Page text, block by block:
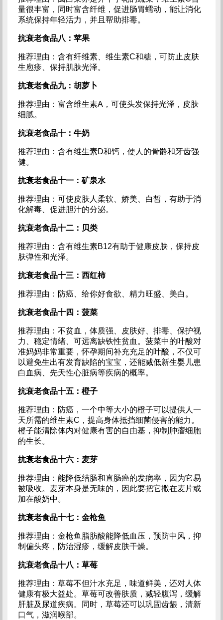
量很丰富，同时富含纤维，促进肠胃蠕动，能让消化
系统保持年轻活力，并且帮助排毒。
抗衰老食品八：苹果
推荐理由：含有纤维素、维生素C和糖，可防止皮肤
生庖疹、保持肌肤光泽。
抗衰老食品九：胡萝卜
推荐理由：富含维生素A，可使头发保持光泽，皮肤
细腻。
抗衰老食品十：牛奶
推荐理由：含有维生素D和钙，使人的骨骼和牙齿强
健。
抗衰老食品十一：矿泉水
推荐理由：可使皮肤人柔软、娇美、白皙，有助于消
化解毒、促进胆汁的分泌。
抗衰老食品十二：贝类
推荐理由：含有维生素B12有助于健康皮肤，保持皮
肤弹性和光泽。
抗衰老食品十三：西红柿
推荐理由：防癌、给你好食欲、精力旺盛、美白。
抗衰老食品十四：菠菜
推荐理由：不贫血，体质强、皮肤好、排毒、保护视
力、稳定情绪、可远离缺铁性贫血。菠菜中的叶酸对
准妈妈非常重要，怀孕期间补充充足的叶酸，不仅可
以避免生出有发育缺陷的宝宝，还能减低新生婴儿患
白血病、先天性心脏病等疾病的概率。
抗衰老食品十五：橙子
推荐理由：防癌，一个中等大小的橙子可以提供人一
天所需的维生素C，提高身体抵挡细菌侵害的能力。
橙子能清除体内对健康有害的自由基，抑制肿瘤细胞
的生长。
抗衰老食品十六：麦芽
推荐理由：能降低结肠和直肠癌的发病率，因为它易
被吸收。麦芽本身是无味的，因此要把它撒在麦片或
加在酸奶中。
抗衰老食品十七：金枪鱼
推荐理由：金枪鱼脂肪酸能降低血压，预防中风，抑
制偏头疼，防治湿疹，缓解皮肤干燥。
抗衰老食品十八：草莓
推荐理由：草莓不但汁水充足，味道鲜美，还对人体
健康有极大益处。草莓可改善肤质，减轻腹泻，缓解
肝脏及尿道疾病。同时，草莓还可以巩固齿龈，清新
口气，滋润喉部。